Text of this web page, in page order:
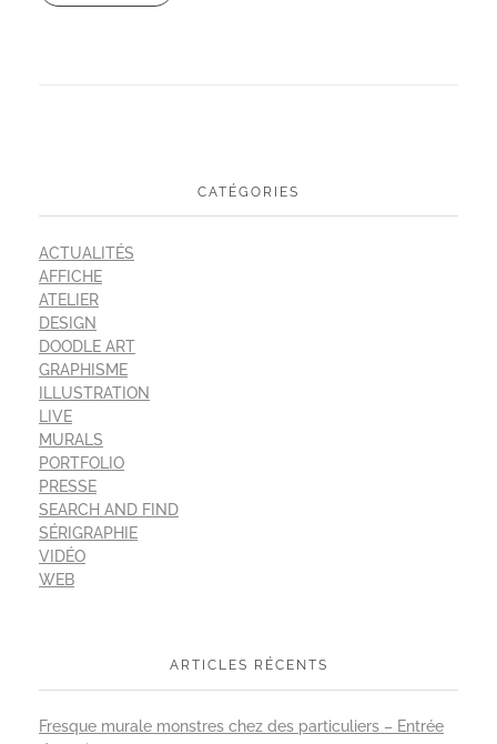
CATÉGORIES
ACTUALITÉS
AFFICHE
ATELIER
DESIGN
DOODLE ART
GRAPHISME
ILLUSTRATION
LIVE
MURALS
PORTFOLIO
PRESSE
SEARCH AND FIND
SÉRIGRAPHIE
VIDÉO
WEB
ARTICLES RÉCENTS
Fresque murale monstres chez des particuliers – Entrée